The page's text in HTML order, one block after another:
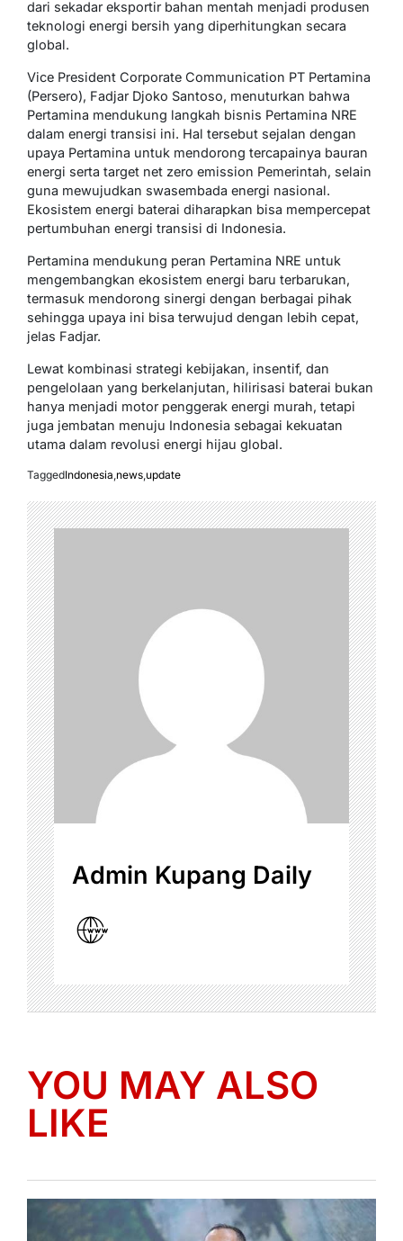
dari sekadar eksportir bahan mentah menjadi produsen
teknologi energi bersih yang diperhitungkan secara
global.
Vice President Corporate Communication PT Pertamina
(Persero), Fadjar Djoko Santoso, menuturkan bahwa
Pertamina mendukung langkah bisnis Pertamina NRE
dalam energi transisi ini. Hal tersebut sejalan dengan
upaya Pertamina untuk mendorong tercapainya bauran
energi serta target net zero emission Pemerintah, selain
guna mewujudkan swasembada energi nasional.
Ekosistem energi baterai diharapkan bisa mempercepat
pertumbuhan energi transisi di Indonesia.
Pertamina mendukung peran Pertamina NRE untuk
mengembangkan ekosistem energi baru terbarukan,
termasuk mendorong sinergi dengan berbagai pihak
sehingga upaya ini bisa terwujud dengan lebih cepat,
jelas Fadjar.
Lewat kombinasi strategi kebijakan, insentif, dan
pengelolaan yang berkelanjutan, hilirisasi baterai bukan
hanya menjadi motor penggerak energi murah, tetapi
juga jembatan menuju Indonesia sebagai kekuatan
utama dalam revolusi energi hijau global.
TaggedIndonesia news update
Admin Kupang Daily
YOU MAY ALSO
LIKE